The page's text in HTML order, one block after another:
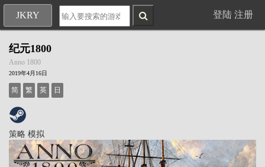
JKRY 登陆 注册
纪元1800
Anno 1800
2019年4月16日
简 繁 英 日
策略 模拟